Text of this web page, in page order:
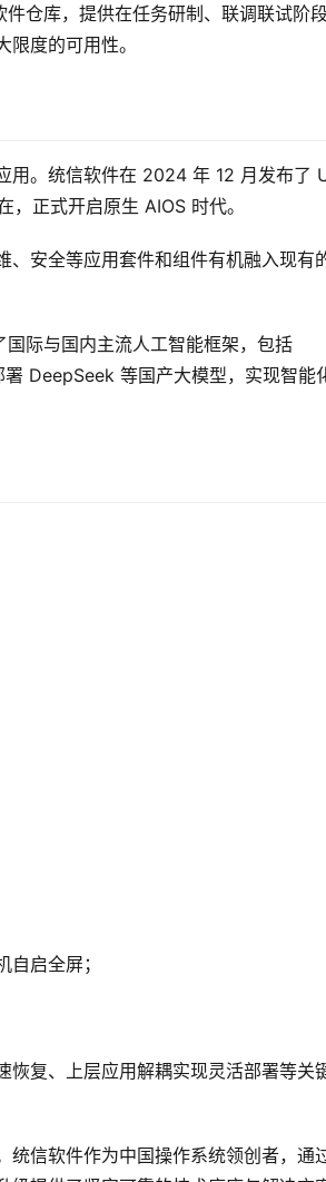
仓库，提供在任务研制、联调联试阶
度的可用性。
用。统信软件在 2024 年 12 月发布了
正式开启原生 AIOS 时代。
、安全等应用套件和组件有机融入现有
国际与国内主流人工智能框架，包括
DeepSeek 等国产大模型，实现智能
启全屏；
恢复、上层应用解耦实现灵活部署等关
统信软件作为中国操作系统领创者，通